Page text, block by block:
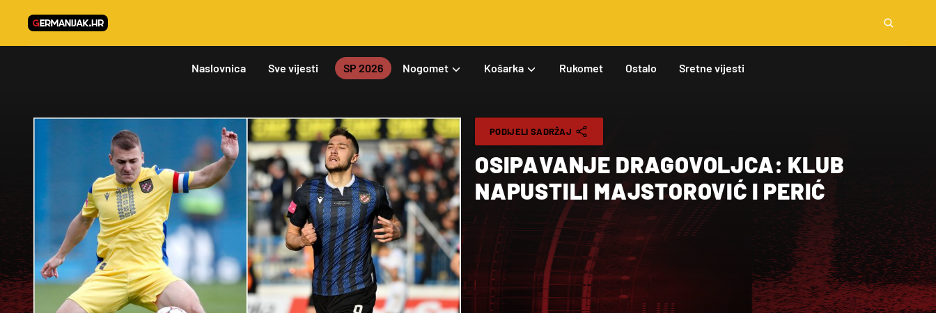
Naslovnica Sve vijesti SP 2026 Nogomet Košarka Rukomet Ostalo Sretne vijesti
PODIJELI SADRŽAJ
OSIPAVANJE DRAGOVOLJCA: KLUB
NAPUSTILI MAJSTOROVIĆ I PERIĆ